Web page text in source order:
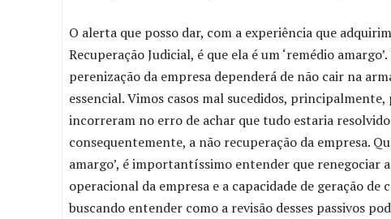
O alerta que posso dar, com a experiência que
Recuperação Judicial, é que ela é um ‘remédio
perenização da empresa dependerá de não cair na
essencial. Vimos casos mal sucedidos,
incorreram no erro de achar que tudo estaria
consequentemente, a não recuperação da empresa.
amargo’, é importantíssimo entender que renegociar
operacional da empresa e a capacidade de geração de
buscando entender como a revisão desses passivos